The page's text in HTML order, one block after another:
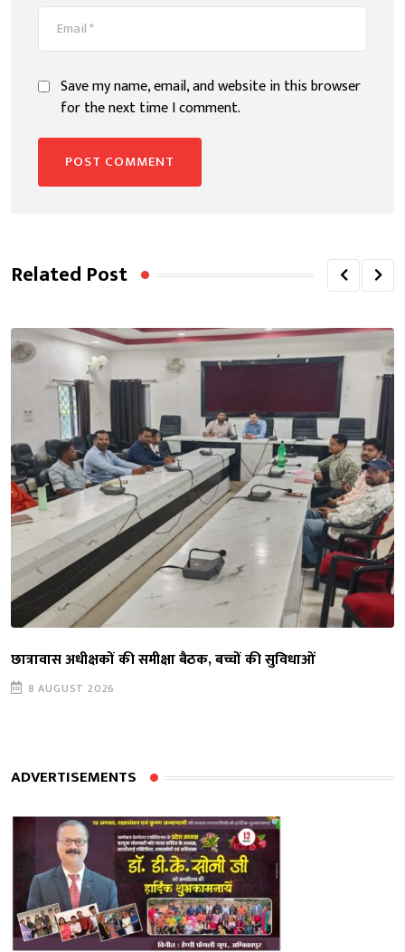
Save my name, email, and website in this browser
for the next time I comment.
Related Post
छात्रावास अधीक्षकों की समीक्षा बैठक, बच्चों की सुविधाओं
8 AUGUST 2026
ADVERTISEMENTS